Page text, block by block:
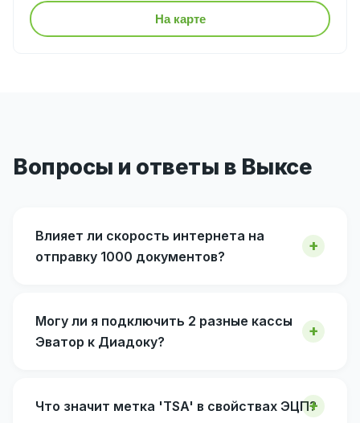
На карте
Вопросы и ответы в Выксе
Влияет ли скорость интернета на
отправку 1000 документов?
Могу ли я подключить 2 разные кассы
Эватор к Диадоку?
Что значит метка 'TSA' в свойствах ЭЦП?